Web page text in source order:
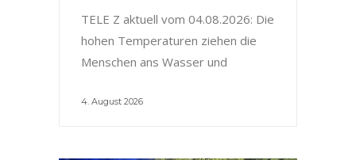
TELE Z aktuell vom 04.08.2026: Die
hohen Temperaturen ziehen die
Menschen ans Wasser und
4. August 2026